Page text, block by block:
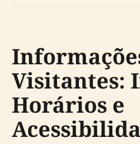
Visitantes:
Horários e